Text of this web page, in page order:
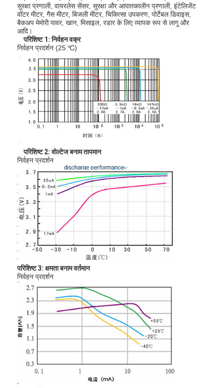
घर
उत्पादों
हमारे बारे में
कारखाना भ्रमण
गुणवत्ता नियंत्रण
संपर्क करें
अब बात करो
लिथियम LiFePO4 बैटरी
लिथियम आयन रिचार्जेबल बैटरी
सुरक्षा प्रणाली, वायरलेस सेंसर, सुरक्षा और आपातकालीन प्रणाली, इंटेलिजेंट
वॉटर मीटर, गैस मीटर, बिजली मीटर, चिकित्सा उपकरण, पोर्टेबल डिवाइस,
बैकअप मेमोरी पावर, खान, मिसाइल, रडार के लिए व्यापक रूप से लागू और
आदि।
परिशिष्ट 1: निर्वहन वक्र
निर्वहन प्रदर्शन (25 ℃)
परिशिष्ट 2: वोल्टेज बनाम तापमान
निर्वहन प्रदर्शन
परिशिष्ट 3: क्षमता बनाम वर्तमान
निर्वहन प्रदर्शन